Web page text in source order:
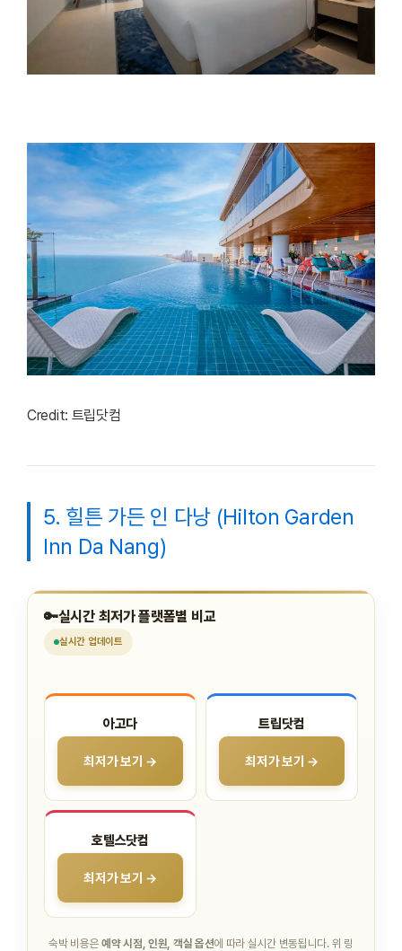
Credit: 트립닷컴
5. 힐튼 가든 인 다낭 (Hilton Garden
Inn Da Nang)
🔑실시간 최저가 플랫폼별 비교
실시간 업데이트
아고다
최저가 보기 →
트립닷컴
최저가 보기 →
호텔스닷컴
최저가 보기 →
숙박 비용은예약 시점, 인원, 객실 옵션에 따라 실시간 변동됩니다. 위 링